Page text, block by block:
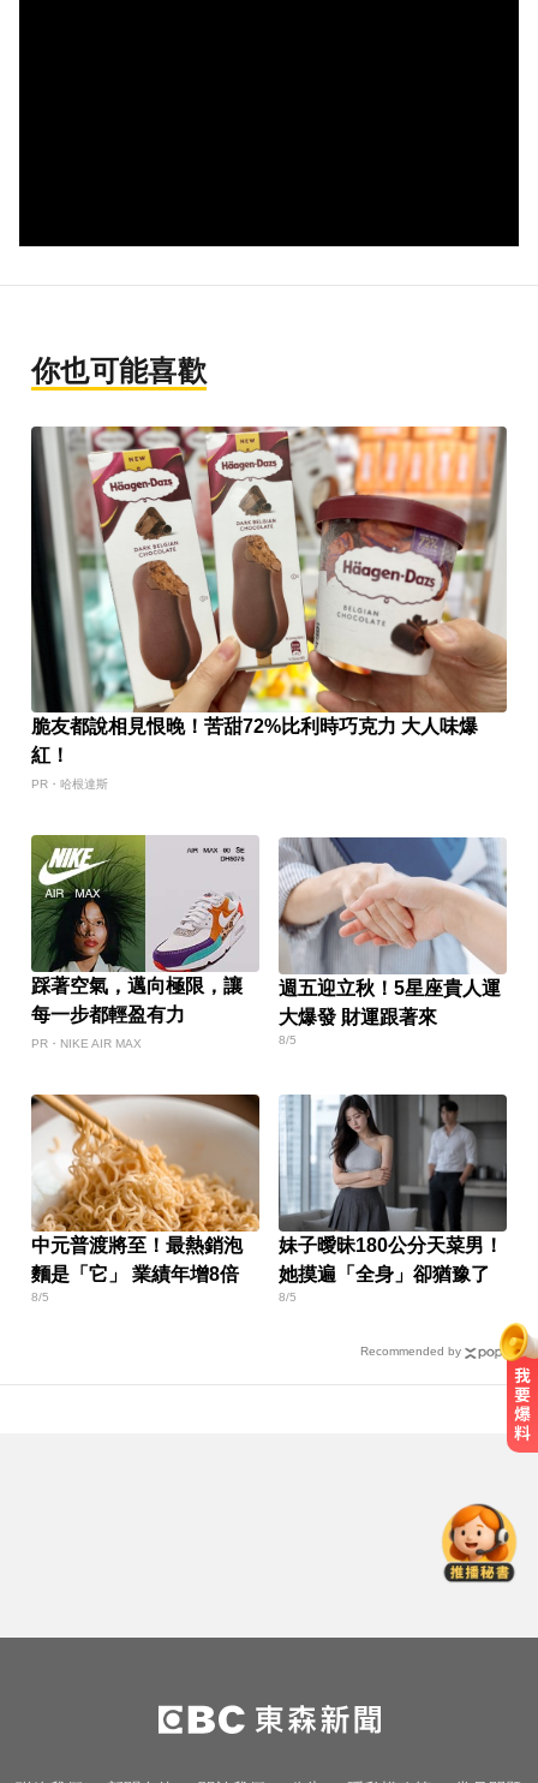
你也可能喜歡
脆友都說相見恨晚！苦甜72%比利時巧克力 大人味爆
紅！
PR・哈根達斯
踩著空氣，邁向極限，讓
每一步都輕盈有力
PR・NIKE AIR MAX
週五迎立秋！5星座貴人運
大爆發 財運跟著來
8/5
中元普渡將至！最熱銷泡
麵是「它」 業績年增8倍
8/5
妹子曖昧180公分天菜男！
她摸遍「全身」卻猶豫了
8/5
Recommended by
侵中部西南空域
出國回台發燒狂拉！男竟罹傷寒 醫
示警：恐爆敗血症